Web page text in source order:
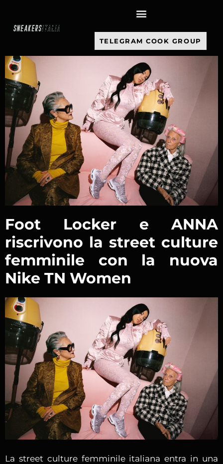
TELEGRAM COOK GROUP
Foot Locker e ANNA
riscrivono la street culture
femminile con la nuova
Nike TN Women
La street culture femminile italiana entra in una